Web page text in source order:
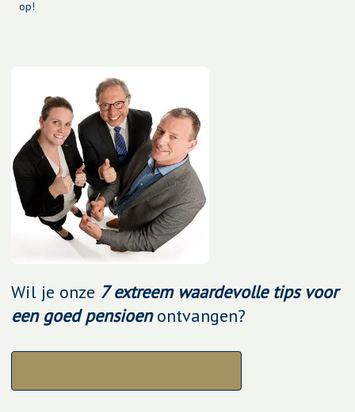
op!
Wil je onze 7 extreem waardevolle tips voor
een goed pensioenontvangen?